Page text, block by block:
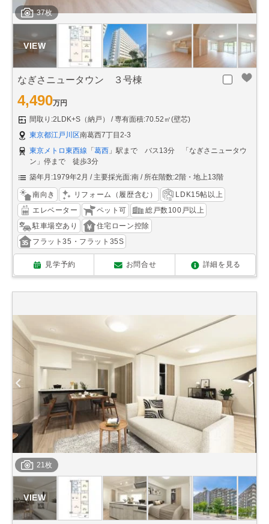
37枚
なぎさニュータウン ３号棟
4,490万円
間取り:2LDK+S（納戸）
専有面積:70.52㎡(壁芯)
東京都江戸川区南葛西7丁目2-3
東京メトロ東西線 「 葛西 」駅まで バス13分 「なぎさニュータウ
ン」停まで 徒歩3分
築年月:1979年2月
主要採光面:南 所在階数:2階・地上13階
南向き リフォーム（履歴含む）
LDK15帖以上
エレベーター
ペット可
総戸数100戸以上
駐車場空あり
住宅ローン控除
フラット35・フラット35S
見学予約 お問合せ 詳細を見る
21枚